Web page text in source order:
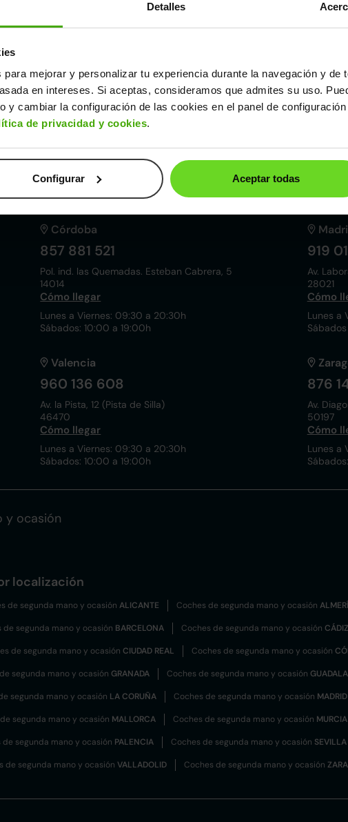
Detalles
mejorar y personalizar tu experiencia durante la navegación y de
en intereses. Si aceptas, consideramos que admites su uso.
y cambiar la configuración de las cookies en el panel de
de privacidad y cookies.
Configurar Aceptar todas
y emisiones
Consumo carretera
4.9l/100
datos
Alto
1,61m
Peso
1.350kg
Depósito
52l
Córdoba
857 881 521
Pol. ind. las Quemadas. Esteban Cabrera, 5
14014
Cómo llegar
Lunes a Viernes: 09:30 a 20:30h
Sábados: 10:00 a 19:00h
919
Av.
28021
Cómo
Lunes a
Valencia
960 136 608
Av. la Pista, 12 (Pista de Silla)
46470
Cómo llegar
Lunes a Viernes: 09:30 a 20:30h
Sábados: 10:00 a 19:00h
876
Av.
50197
Cómo
Lunes a
y ocasión
localización
de segunda mano y ocasión ALICANTE Coches de segunda mano y ocasión
de segunda mano y ocasión BARCELONA Coches de segunda mano y ocasión CÁDIZ
de segunda mano y ocasión CIUDAD REAL Coches de segunda mano y ocasión
segunda mano y ocasión GRANADA Coches de segunda mano y ocasión
segunda mano y ocasión LA CORUÑA Coches de segunda mano y ocasión MADRID
segunda mano y ocasión MALLORCA Coches de segunda mano y ocasión MURCIA
de segunda mano y ocasión PALENCIA Coches de segunda mano y ocasión SEVILLA
de segunda mano y ocasión VALLADOLID Coches de segunda mano y ocasión